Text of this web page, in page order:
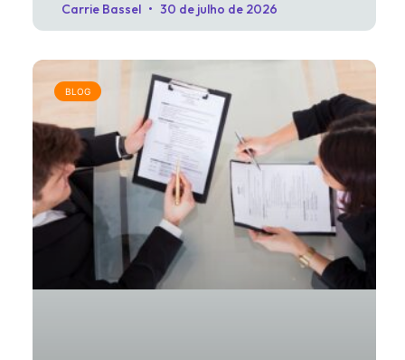
Carrie Bassel 30 de julho de 2026
BLOG